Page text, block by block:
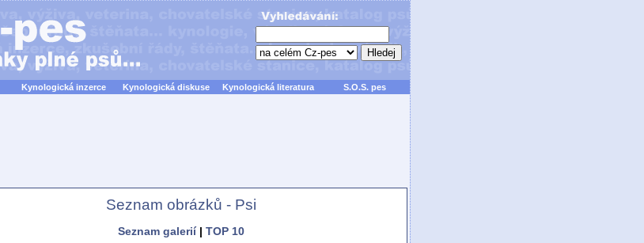
Kynologická inzerce Kynologická diskuse Kynologická literatura S.O.S. pes
Seznam obrázků - Psi
Seznam galerií| TOP 10